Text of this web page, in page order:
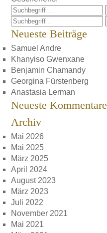
Neueste Beiträge
Samuel Andre
Khanyiso Gwenxane
Benjamin Chamandy
Georgina Fürstenberg
Anastasia Lerman
Neueste Kommentare
Archiv
Mai 2026
Mai 2025
März 2025
April 2024
August 2023
März 2023
Juli 2022
November 2021
Mai 2021